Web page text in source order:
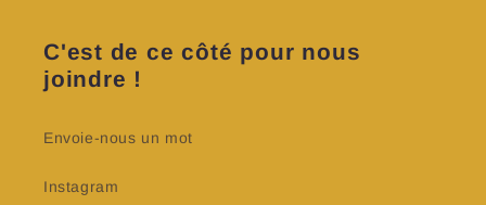
C'est de ce côté pour nous
joindre !
Envoie-nous un mot
Instagram